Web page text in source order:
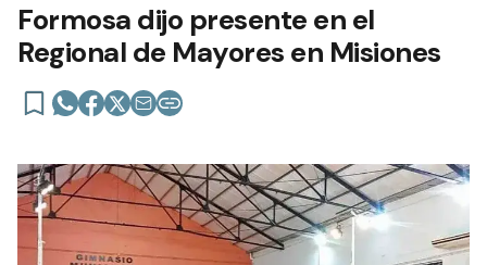
Formosa dijo presente en el
Regional de Mayores en Misiones